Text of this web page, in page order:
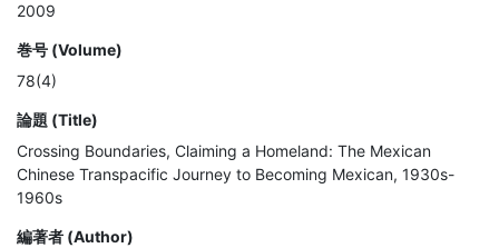
2009
巻号 (Volume)
78(4)
論題 (Title)
Crossing Boundaries, Claiming a Homeland: The Mexican
Chinese Transpacific Journey to Becoming Mexican, 1930s-
1960s
編著者 (Author)